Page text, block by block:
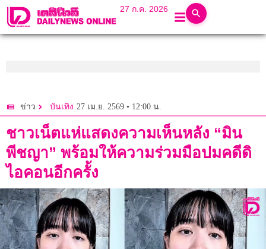
27 ก.ค. 2026
ข่าว บันเทิง 27 เม.ย. 2569 • 12:00 น.
ชาวเน็ตแห่แสดงความเห็นหลัง “มิน
พีชญา” พร้อมให้ความร่วมมือปมคดีดิ
ไอคอนอีกครั้ง